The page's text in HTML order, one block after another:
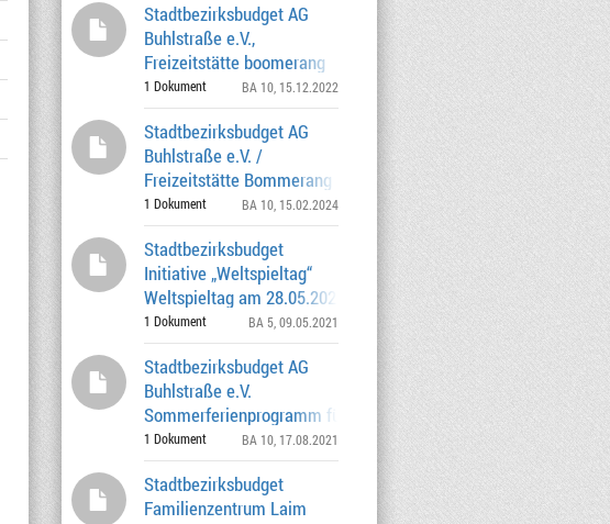
Stadtbezirksbudget AG
Buhlstraße e.V.,
Freizeitstätte boomerang
Naturerlebnistage, Sozialkompeten
1 Dokument BA 10, 15.12.2022
Stadtbezirksbudget AG
Buhlstraße e.V. /
Freizeitstätte Bommerang
Naturerlebnistage, Sozialkompete
1 Dokument BA 10, 15.02.2024
Stadtbezirksbudget
Initiative „Weltspieltag“
Weltspieltag am 28.05.2021 und
Weltkindertag am 20.0
1 Dokument BA 5, 09.05.2021
Stadtbezirksbudget AG
Buhlstraße e.V.
Sommerferienprogramm für Moosacher
Kinder und Jugendliche v
1 Dokument BA 10, 17.08.2021
Stadtbezirksbudget
Familienzentrum Laim